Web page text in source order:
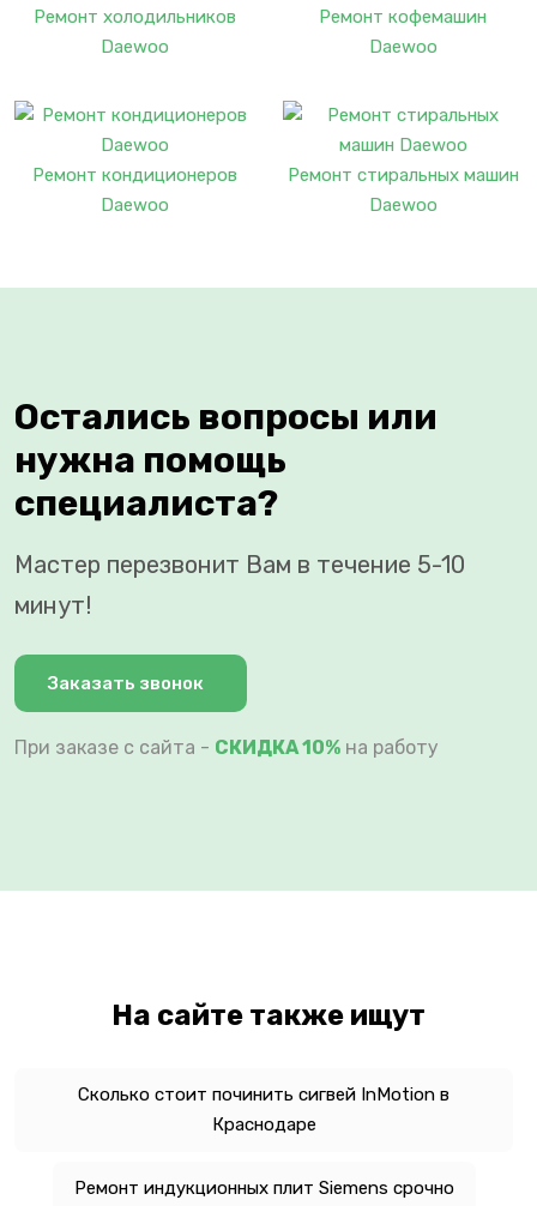
Ремонт холодильников
Daewoo
Ремонт кофемашин
Daewoo
Ремонт кондиционеров
Daewoo
Ремонт стиральных машин
Daewoo
Остались вопросы или
нужна помощь
специалиста?
Мастер перезвонит Вам в течение 5-10
минут!
Заказать звонок
При заказе с сайта - СКИДКА 10% на работу
На сайте также ищут
Сколько стоит починить сигвей InMotion в
Краснодаре
Ремонт индукционных плит Siemens срочно